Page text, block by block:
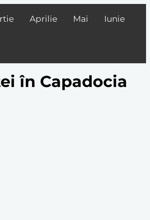
Aprilie Mai Iunie
în Capadocia